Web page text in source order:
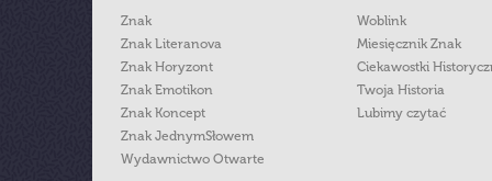
Znak
Znak Literanova
Znak Horyzont
Znak Emotikon
Znak Koncept
Znak JednymSłowem
Wydawnictwo Otwarte
Woblink
Miesięcznik Znak
Ciekawostki
Twoja Historia
Lubimy czytać